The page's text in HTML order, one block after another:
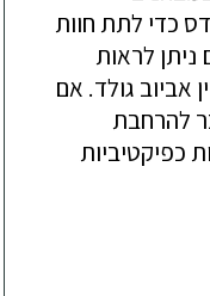
כדי לתת חוות
לראות
אביוב גולד. אם
להרחבת
כפיקטיביות